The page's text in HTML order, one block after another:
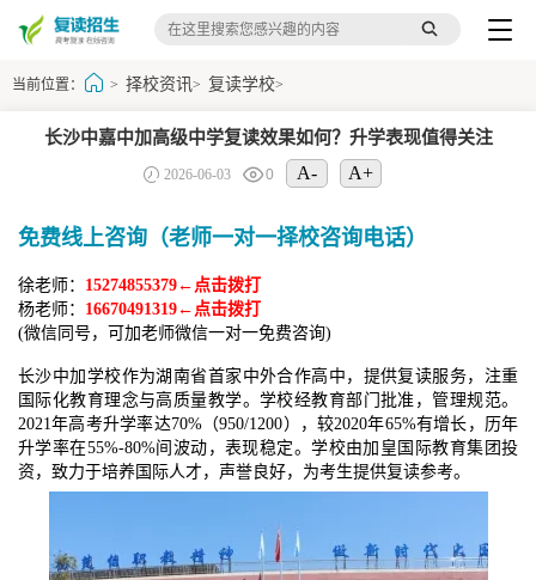
当前位置： > 择校资讯> 复读学校>
长沙中嘉中加高级中学复读效果如何？升学表现值得关注
2026-06-03 0 A- A+
免费线上咨询（老师一对一择校咨询电话）
徐老师： 15274855379←点击拨打
杨老师： 16670491319←点击拨打
(微信同号，可加老师微信一对一免费咨询)
长沙中加学校作为湖南省首家中外合作高中，提供复读服务，注重
国际化教育理念与高质量教学。学校经教育部门批准，管理规范。
2021年高考升学率达70%（950/1200），较2020年65%有增长，历年
升学率在55%-80%间波动，表现稳定。学校由加皇国际教育集团投
资，致力于培养国际人才，声誉良好，为考生提供复读参考。